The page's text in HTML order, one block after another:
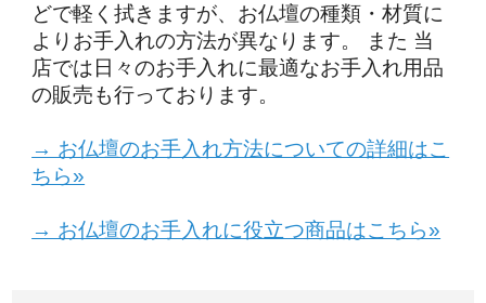
どで軽く拭きますが、お仏壇の種類・材質に
よりお手入れの方法が異なります。 また 当
店では日々のお手入れに最適なお手入れ用品
の販売も行っております。
→ お仏壇のお手入れ方法についての詳細はこ
ちら»
→ お仏壇のお手入れに役立つ商品はこちら»